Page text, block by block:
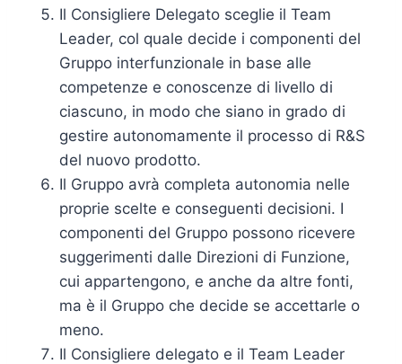
Il Consigliere Delegato sceglie il Team
Leader, col quale decide i componenti del
Gruppo interfunzionale in base alle
competenze e conoscenze di livello di
ciascuno, in modo che siano in grado di
gestire autonomamente il processo di R&S
del nuovo prodotto.
Il Gruppo avrà completa autonomia nelle
proprie scelte e conseguenti decisioni. I
componenti del Gruppo possono ricevere
suggerimenti dalle Direzioni di Funzione,
cui appartengono, e anche da altre fonti,
ma è il Gruppo che decide se accettarle o
meno.
Il Consigliere delegato e il Team Leader